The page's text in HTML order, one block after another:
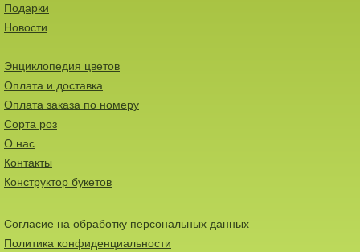
Подарки
Новости
Энциклопедия цветов
Оплата и доставка
Оплата заказа по номеру
Сорта роз
О нас
Контакты
Конструктор букетов
Согласие на обработку персональных данных
Политика конфиденциальности